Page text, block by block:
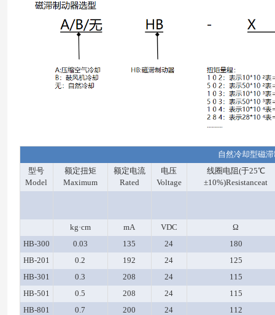
自然冷却型磁
型号
Model
额定扭矩
Maximum
额定电流
Rated
电压
Voltage
线圈电阻(于25℃
±10%)Resistanceat
kg·cm mA VDC
Ω
HB-300
0.03 135 24
180
HB-201
0.2 192 24
125
HB-301
0.3 208 24
115
HB-501
0.5 208 24
115
HB-801
0.7 200 24
112